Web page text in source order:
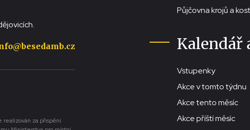
realizován za přispění
Půjčovna krojů a
Kalendář
Vstupenky
Akce v tomto týdnu
Akce tento měsíc
Akce příští měsíc